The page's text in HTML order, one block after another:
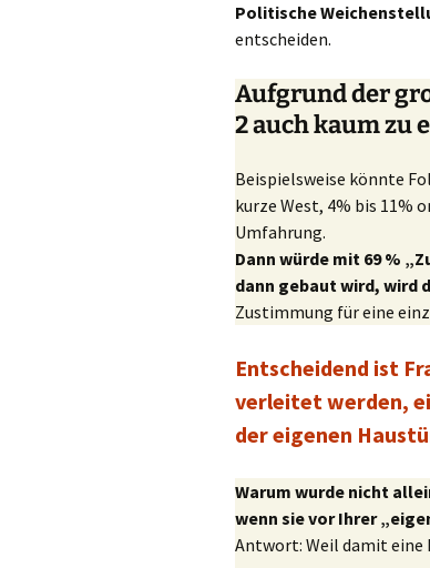
Politische
entscheiden.
Aufgrund der
2 auch kaum zu
Beispielsweise könnte
kurze West, 4% bis 11%
Umfahrung.
Dann würde mit 69 %
dann gebaut wird, wird
Zustimmung für eine
Entscheidend ist
verleitet werden,
der eigenen
Warum wurde nicht
wenn sie vor Ihrer
Antwort: Weil damit eine